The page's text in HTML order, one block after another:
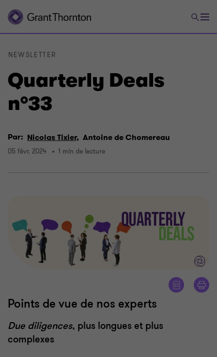
Quarterly Deals
n°33
NEWSLETTER
Par: Nicolas Tixier, Antoine de Chomereau
05 févr. 2024 1 min de lecture
Points de vue de nos experts
Due diligences, plus longues et plus
complexes